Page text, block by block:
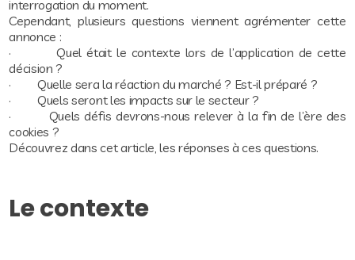
interrogation du moment.
Cependant, plusieurs questions viennent agrémenter cette
annonce :
· Quel était le contexte lors de l’application de cette
décision ?
· Quelle sera la réaction du marché ? Est-il préparé ?
· Quels seront les impacts sur le secteur ?
· Quels défis devrons-nous relever à la fin de l’ère des
cookies ?
Découvrez dans cet article, les réponses à ces questions.
Le contexte